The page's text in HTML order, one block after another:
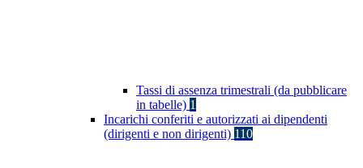
Tassi di assenza trimestrali (da pubblicare
in tabelle) 1
Incarichi conferiti e autorizzati ai dipendenti
(dirigenti e non dirigenti) 110